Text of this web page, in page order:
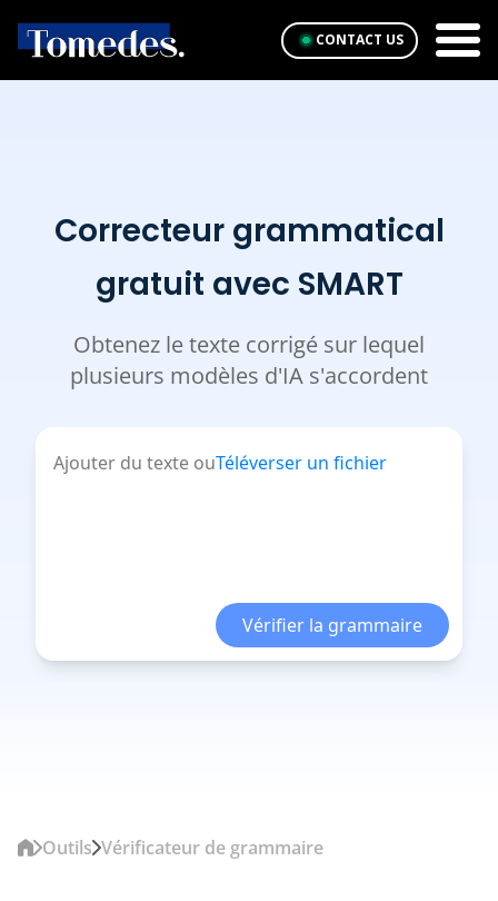
CONTACT US
Correcteur grammatical
gratuit avec SMART
Obtenez le texte corrigé sur lequel
plusieurs modèles d'IA s'accordent
Ajouter du texte ouTéléverser un fichier
Vérifier la grammaire
Outils Vérificateur de grammaire